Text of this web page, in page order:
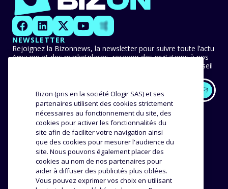
NEWSLETTER
Rejoignez la Bizonnews, la newsletter pour suivre toute l’actu
Amazon et des marketplaces, recevoir des invitations à nos
événements en avant-première et ne manquer aucun conseil
EXPERTISE
Méthodologie
Distribution
Analyse produit
NOS CLIENTS
Success stories
Avis et témoignages
ENTREPRISE RESSOURCES
Bizon (pris en la société Ologir SAS) et ses
partenaires utilisent des cookies strictement
nécessaires au fonctionnement du site, des
cookies pour activer les fonctionnalités du
site afin de faciliter votre navigation ainsi
que des cookies pour mesurer l'audience du
site. Nous pouvons également placer des
cookies au nom de nos partenaires pour
aider à diffuser des publicités plus ciblées.
Vous pouvez exprimer vos choix en utilisant